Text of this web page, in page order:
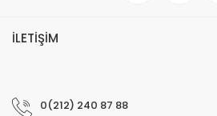
İLETİŞİM
0(212) 240 87 88